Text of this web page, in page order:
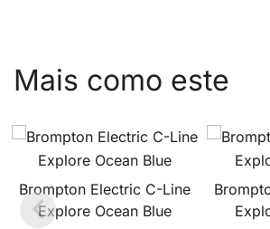
Mais como este
Brompton Electric C-Line
Explore Ocean Blue